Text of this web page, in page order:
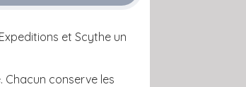
et Scythe un
Chacun conserve les